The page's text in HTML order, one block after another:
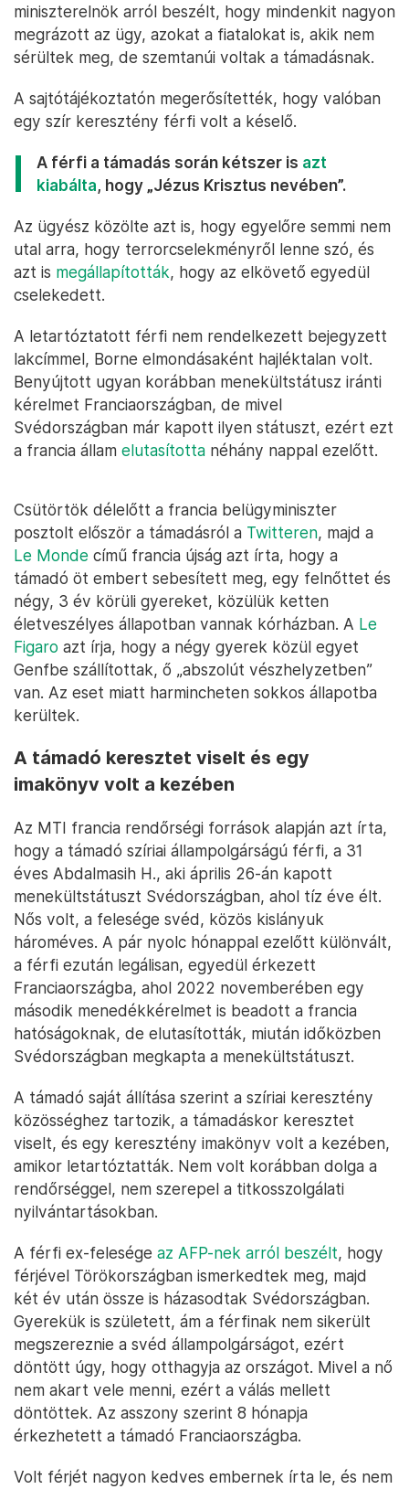
miniszterelnök arról beszélt, hogy mindenkit nagyon
megrázott az ügy, azokat a fiatalokat is, akik nem
sérültek meg, de szemtanúi voltak a támadásnak.
A sajtótájékoztatón megerősítették, hogy valóban
egy szír keresztény férfi volt a késelő.
A férfi a támadás során kétszer is azt
kiabálta, hogy „Jézus Krisztus nevében”.
Az ügyész közölte azt is, hogy egyelőre semmi nem
utal arra, hogy terrorcselekményről lenne szó, és
azt is megállapították, hogy az elkövető egyedül
cselekedett.
A letartóztatott férfi nem rendelkezett bejegyzett
lakcímmel, Borne elmondásaként hajléktalan volt.
Benyújtott ugyan korábban menekültstátusz iránti
kérelmet Franciaországban, de mivel
Svédországban már kapott ilyen státuszt, ezért ezt
a francia állam elutasította néhány nappal ezelőtt.
Csütörtök délelőtt a francia belügyminiszter
posztolt először a támadásról a Twitteren, majd a
Le Monde című francia újság azt írta, hogy a
támadó öt embert sebesített meg, egy felnőttet és
négy, 3 év körüli gyereket, közülük ketten
életveszélyes állapotban vannak kórházban. A Le
Figaro azt írja, hogy a négy gyerek közül egyet
Genfbe szállítottak, ő „abszolút vészhelyzetben”
van. Az eset miatt harmincheten sokkos állapotba
kerültek.
A támadó keresztet viselt és egy
imakönyv volt a kezében
Az MTI francia rendőrségi források alapján azt írta,
hogy a támadó szíriai állampolgárságú férfi, a 31
éves Abdalmasih H., aki április 26-án kapott
menekültstátuszt Svédországban, ahol tíz éve élt.
Nős volt, a felesége svéd, közös kislányuk
hároméves. A pár nyolc hónappal ezelőtt különvált,
a férfi ezután legálisan, egyedül érkezett
Franciaországba, ahol 2022 novemberében egy
második menedékkérelmet is beadott a francia
hatóságoknak, de elutasították, miután időközben
Svédországban megkapta a menekültstátuszt.
A támadó saját állítása szerint a szíriai keresztény
közösséghez tartozik, a támadáskor keresztet
viselt, és egy keresztény imakönyv volt a kezében,
amikor letartóztatták. Nem volt korábban dolga a
rendőrséggel, nem szerepel a titkosszolgálati
nyilvántartásokban.
A férfi ex-felesége az AFP-nek arról beszélt, hogy
férjével Törökországban ismerkedtek meg, majd
két év után össze is házasodtak Svédországban.
Gyerekük is született, ám a férfinak nem sikerült
megszereznie a svéd állampolgárságot, ezért
döntött úgy, hogy otthagyja az országot. Mivel a nő
nem akart vele menni, ezért a válás mellett
döntöttek. Az asszony szerint 8 hónapja
érkezhetett a támadó Franciaországba.
Volt férjét nagyon kedves embernek írta le, és nem